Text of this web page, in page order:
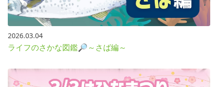
2026.03.04
ライフのさかな図鑑🔎～さば編～